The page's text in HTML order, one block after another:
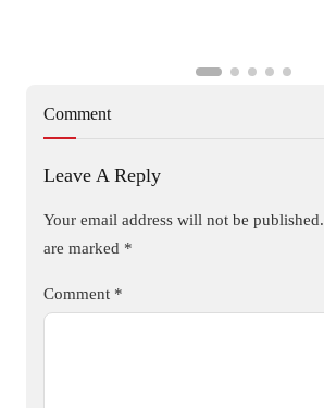
Comment
Leave A Reply
Your email address will not be published.
are marked *
Comment *